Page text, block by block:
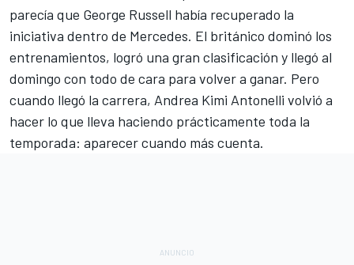
parecía que George Russell había recuperado la
iniciativa dentro de Mercedes. El británico dominó los
entrenamientos, logró una gran clasificación y llegó al
domingo con todo de cara para volver a ganar. Pero
cuando llegó la carrera, Andrea Kimi Antonelli volvió a
hacer lo que lleva haciendo prácticamente toda la
temporada: aparecer cuando más cuenta.